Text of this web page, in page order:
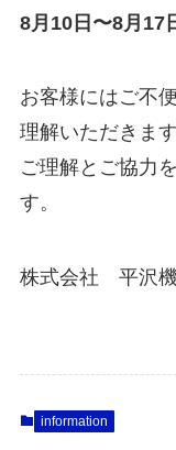
8月10日〜8月17
お客様にはご不
理解いただきま
ご理解とご協力
す。
株式会社 平沢
information